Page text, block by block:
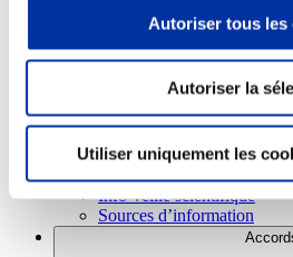
Autoriser tous les
Autoriser la
Utiliser uniquement les
Consommation
Viandes et santé
Juste rémunération et
Info-veille scientifique
Sources d’information